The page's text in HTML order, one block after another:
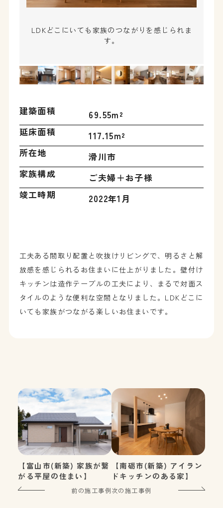
LDKどこにいても家族のつながりを感じられま
す。
建築面積
69.55m²
延床面積
117.15m²
所在地
滑川市
家族構成
ご夫婦＋お子様
竣工時期
2022年1月
工夫ある間取り配置と吹抜けリビングで、明るさと解
放感を感じられるお住まいに仕上がりました。壁付け
キッチンは造作テーブルの工夫により、まるで対面ス
タイルのような便利な空間となりました。LDKどこに
いても家族がつながる楽しいお住まいです。
【富山市(新築) 家族が繋
がる平屋の住まい】
前の施工事例
【南砺市(新築) アイラン
ドキッチンのある家】
次の施工事例